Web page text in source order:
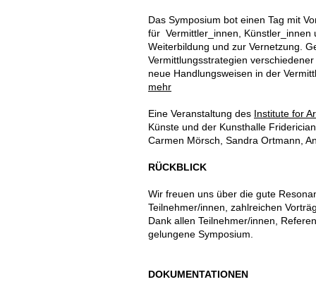
Das Symposium bot einen Tag mit
für Vermittler_innen, Künstler_innen
Weiterbildung und zur Vernetzung.
Vermittlungsstrategien
neue Handlungsweisen in der
mehr
Eine Veranstaltung des Institute for
Künste und der Kunsthalle
Carmen Mörsch, Sandra Ortmann,
RÜCKBLICK
Wir freuen uns über die gute
Teilnehmer/innen, zahlreichen
Dank allen Teilnehmer/innen,
gelungene Symposium.
DOKUMENTATIONEN